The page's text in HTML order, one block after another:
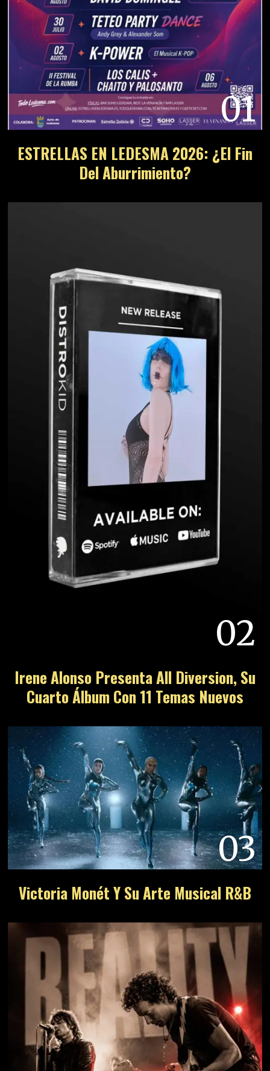
01
ESTRELLAS EN LEDESMA 2026: ¿El Fin
Del Aburrimiento?
02
Irene Alonso Presenta All Diversion, Su
Cuarto Álbum Con 11 Temas Nuevos
03
Victoria Monét Y Su Arte Musical R&B